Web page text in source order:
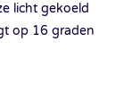
licht gekoeld
op 16 graden